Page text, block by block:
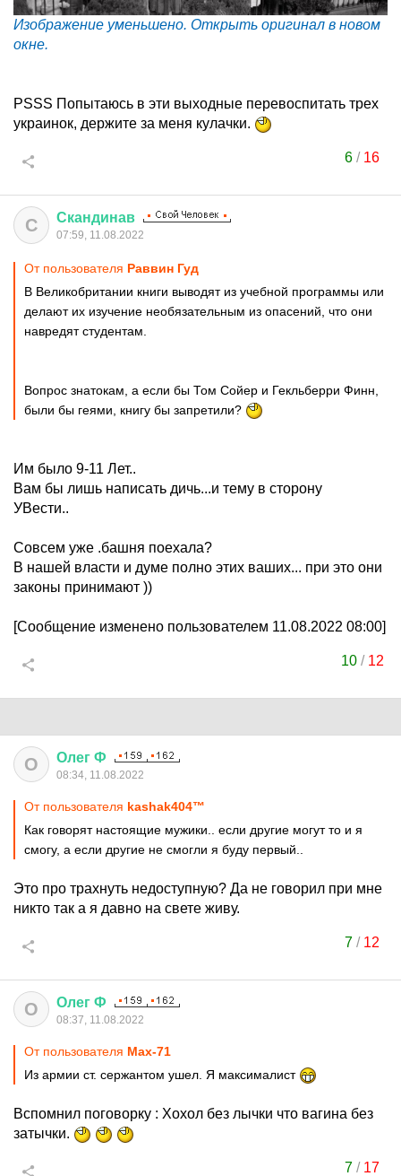
Изображение уменьшено. Открыть оригинал в новом
окне.
PSSS Попытаюсь в эти выходные перевоспитать трех
украинок, держите за меня кулачки.
6 / 16
С Скандинав
07:59, 11.08.2022
От пользователя Раввин Гуд
В Великобритании книги выводят из учебной программы или
делают их изучение необязательным из опасений, что они
навредят студентам.
Вопрос знатокам, а если бы Том Сойер и Гекльберри Финн,
были бы геями, книгу бы запретили?
Им было 9-11 Лет..
Вам бы лишь написать дичь...и тему в сторону
УВести..
Совсем уже .башня поехала?
В нашей власти и думе полно этих ваших... при это они
законы принимают ))
[Сообщение изменено пользователем 11.08.2022 08:00]
10/ 12
О Олег Ф
08:34, 11.08.2022
От пользователя kashak404™
Как говорят настоящие мужики.. если другие могут то и я
смогу, а если другие не смогли я буду первый..
Это про трахнуть недоступную? Да не говорил при мне
никто так а я давно на свете живу.
7 / 12
О Олег Ф
08:37, 11.08.2022
От пользователя Max-71
Из армии ст. сержантом ушел. Я максималист
Вспомнил поговорку : Хохол без лычки что вагина без
затычки.
7 / 17